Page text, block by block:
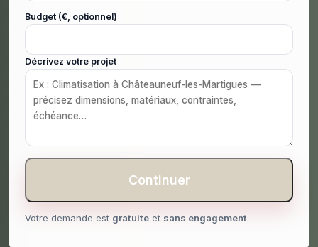
Budget (€, optionnel)
Décrivez votre projet
Continuer
Votre demande est gratuite et sans engagement.